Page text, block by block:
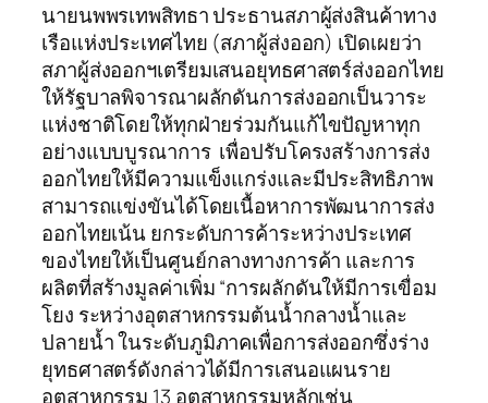
นายนพพรเทพสิทธา ประธานสภาผู้ส่งสินค้าทาง
เรือแห่งประเทศไทย (สภาผู้ส่งออก) เปิดเผยว่า
สภาผู้ส่งออกฯเตรียมเสนอยุทธศาสตร์ส่งออกไทย
ให้รัฐบาลพิจารณาผลักดันการส่งออกเป็นวาระ
แห่งชาติโดยให้ทุกฝ่ายร่วมกันแก้ไขปัญหาทุก
อย่างแบบบูรณาการ เพื่อปรับโครงสร้างการส่ง
ออกไทยให้มีความแข็งแกร่งและมีประสิทธิภาพ
สามารถแข่งขันได้โดยเนื้อหาการพัฒนาการส่ง
ออกไทยเน้น ยกระดับการค้าระหว่างประเทศ
ของไทยให้เป็นศูนย์กลางทางการค้า และการ
ผลิตที่สร้างมูลค่าเพิ่ม “การผลักดันให้มีการเขื่อม
โยง ระหว่างอุตสาหกรรมต้นน้ำกลางน้ำและ
ปลายน้ำ ในระดับภูมิภาคเพื่อการส่งออกซึ่งร่าง
ยุทธศาสตร์ดังกล่าวได้มีการเสนอแผนราย
อุตสาหกรรม 13 อุตสาหกรรมหลักเช่น